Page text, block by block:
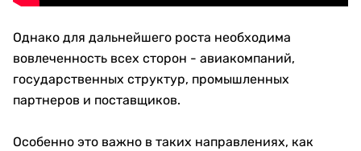
Однако для дальнейшего роста необходима
вовлеченность всех сторон - авиакомпаний,
государственных структур, промышленных
партнеров и поставщиков.
Особенно это важно в таких направлениях, как